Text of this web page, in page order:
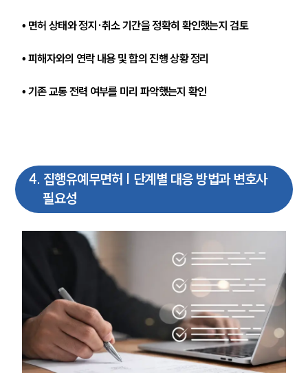
• 면허 상태와 정지·취소 기간을 정확히 확인했는지 검토
• 피해자와의 연락 내용 및 합의 진행 상황 정리
• 기존 교통 전력 여부를 미리 파악했는지 확인
4. 집행유예무면허 | 단계별 대응 방법과 변호사
필요성